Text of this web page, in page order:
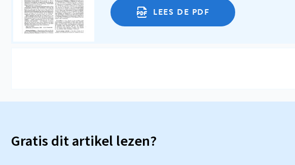
LEES DE PDF
Gratis dit artikel lezen?